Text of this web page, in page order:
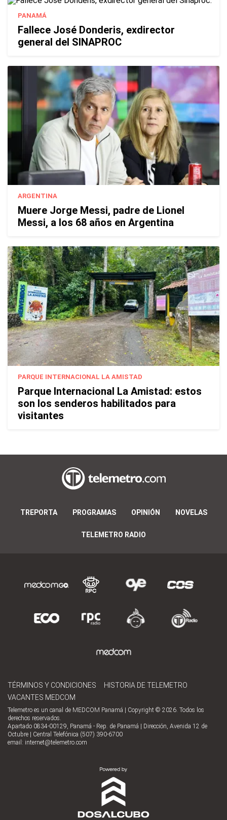
PANAMÁ
Fallece José Donderis, exdirector
general del SINAPROC
ARGENTINA
Muere Jorge Messi, padre de Lionel
Messi, a los 68 años en Argentina
PARQUE INTERNACIONAL LA AMISTAD
Parque Internacional La Amistad: estos
son los senderos habilitados para
visitantes
TREPORTA PROGRAMAS OPINIÓN NOVELAS
TELEMETRO RADIO
TÉRMINOS Y CONDICIONES
HISTORIA DE TELEMETRO
VACANTES MEDCOM
Telemetro es un canal de MEDCOM Panamá | Copyright © 2026. Todos los
derechos reservados.
Apartado 0834-00129, Panamá - Rep. de Panamá | Dirección, Avenida 12 de
Octubre | Central Telefónica (507) 390-6700
email: internet@telemetro.com